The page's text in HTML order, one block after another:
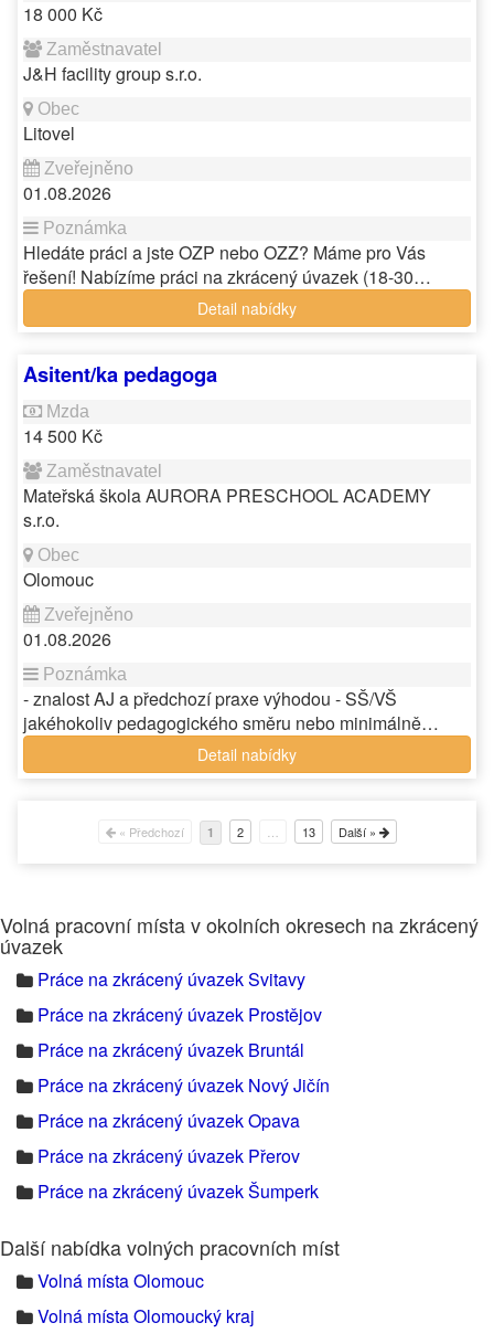
18 000 Kč
J&H facility group s.r.o.
Litovel
01.08.2026
Hledáte práci a jste OZP nebo OZZ? Máme pro Vás
řešení! Nabízíme práci na zkrácený úvazek (18-30…
Detail nabídky
Asitent/ka pedagoga
14 500 Kč
Mateřská škola AURORA PRESCHOOL ACADEMY
s.r.o.
Olomouc
01.08.2026
- znalost AJ a předchozí praxe výhodou - SŠ/VŠ
jakéhokoliv pedagogického směru nebo minimálně…
Detail nabídky
« Předchozí 1 2 13 Další »
Volná pracovní místa v okolních okresech na zkrácený
úvazek
Práce na zkrácený úvazek Svitavy
Práce na zkrácený úvazek Prostějov
Práce na zkrácený úvazek Bruntál
Práce na zkrácený úvazek Nový Jičín
Práce na zkrácený úvazek Opava
Práce na zkrácený úvazek Přerov
Práce na zkrácený úvazek Šumperk
Další nabídka volných pracovních míst
Volná místa Olomouc
Volná místa Olomoucký kraj